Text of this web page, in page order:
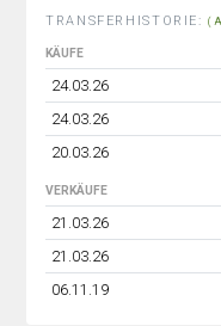
TRANSFERHISTORIE:
KÄUFE
24.03.26
24.03.26
20.03.26
VERKÄUFE
21.03.26
21.03.26
06.11.19